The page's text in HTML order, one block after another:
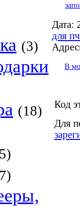
(3)
(18)
Дата:
для пч
В
Код
Для